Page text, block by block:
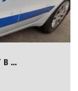
...